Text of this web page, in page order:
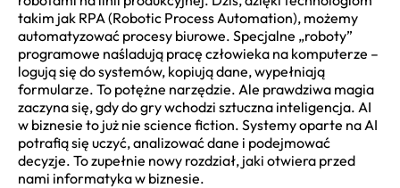
takim jak RPA (Robotic Process Automation), możemy
automatyzować procesy biurowe. Specjalne „roboty”
programowe naśladują pracę człowieka na komputerze –
logują się do systemów, kopiują dane, wypełniają
formularze. To potężne narzędzie. Ale prawdziwa magia
zaczyna się, gdy do gry wchodzi sztuczna inteligencja. AI
w biznesie to już nie science fiction. Systemy oparte na AI
potrafią się uczyć, analizować dane i podejmować
decyzje. To zupełnie nowy rozdział, jaki otwiera przed
nami informatyka w biznesie.